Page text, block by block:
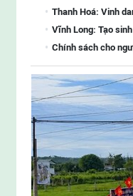
Thanh Hoá: Vinh
Vĩnh Long: Tạo
Chính sách cho